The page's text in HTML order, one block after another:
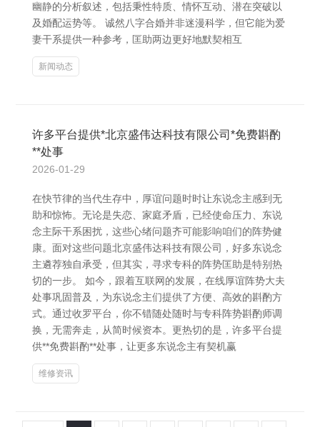
幽静的分析叙述，包括秉性特质、情怀互动、潜在突破以
及婚配运势等。 诚然八字合婚并非迷漫科学，但它能为爱
妻干系提供一种参考，匡助两边更好地默契相互
新闻动态
许多平台提供*北京盛伟达科技有限公司*免费斟酌
**处事
2026-01-29
在快节律的当代生存中，厚谊问题时时让东说念主感到无
助和惊怖。无论是失恋、家庭矛盾，已经使命压力、东说
念主际干系困扰，这些心绪问题齐可能影响咱们的阵势健
康。面对这些问题北京盛伟达科技有限公司，好多东说念
主遴荐独自承受，但其实，寻求专科的阵势匡助是特别热
切的一步。 如今，跟着互联网的发展，在线厚谊阵势大夫
处事巩固普及，为东说念主们提供了方便、高效的斟酌方
式。通过收罗平台，你不错随处随时与专科阵势斟酌师调
换，无需奔走，从简时候资本。更热切的是，许多平台提
供**免费斟酌**处事，让更多东说念主有契机赢
维修资讯